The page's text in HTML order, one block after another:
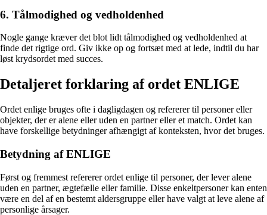
6. Tålmodighed og vedholdenhed
Nogle gange kræver det blot lidt tålmodighed og vedholdenhed at
finde det rigtige ord. Giv ikke op og fortsæt med at lede, indtil du har
løst krydsordet med succes.
Detaljeret forklaring af ordet ENLIGE
Ordet enlige bruges ofte i dagligdagen og refererer til personer eller
objekter, der er alene eller uden en partner eller et match. Ordet kan
have forskellige betydninger afhængigt af konteksten, hvor det bruges.
Betydning af ENLIGE
Først og fremmest refererer ordet enlige til personer, der lever alene
uden en partner, ægtefælle eller familie. Disse enkeltpersoner kan enten
være en del af en bestemt aldersgruppe eller have valgt at leve alene af
personlige årsager.